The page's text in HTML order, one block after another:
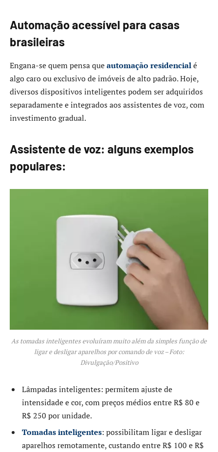
Automação acessível para casas
brasileiras
Engana-se quem pensa queautomação residencialé
algo caro ou exclusivo de imóveis de alto padrão. Hoje,
diversos dispositivos inteligentes podem ser adquiridos
separadamente e integrados aos assistentes de voz, com
investimento gradual.
Assistente de voz: alguns exemplos
populares:
As tomadas inteligentes evoluíram muito além da simples função de
ligar e desligar aparelhos por comando de voz – Foto:
Divulgação/Positivo
Lâmpadas inteligentes: permitem ajuste de
intensidade e cor, com preços médios entre R$ 80 e
R$ 250 por unidade.
Tomadas inteligentes: possibilitam ligar e desligar
aparelhos remotamente, custando entre R$ 100 e R$